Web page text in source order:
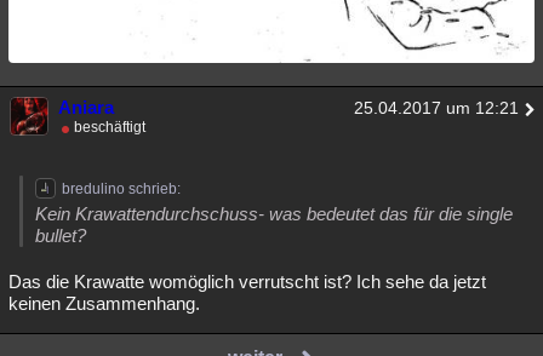
Aniara 25.04.2017 um 12:21
beschäftigt
bredulino schrieb:
Kein Krawattendurchschuss- was bedeutet das für die single
bullet?
Das die Krawatte womöglich verrutscht ist? Ich sehe da jetzt
keinen Zusammenhang.